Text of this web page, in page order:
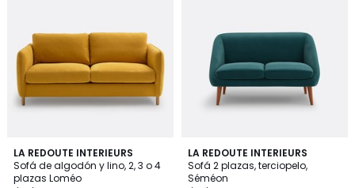
LA REDOUTE INTERIEURS
Sofá de algodón y lino, 2, 3 o 4
plazas Loméo
4
/
5
LA REDOUTE INTERIEURS
Sofá 2 plazas, terciopelo,
Séméon
4,7
/ 5
2
Colores